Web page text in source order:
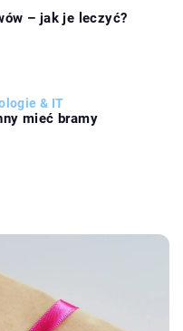
– jak je leczyć?
& IT
mieć bramy